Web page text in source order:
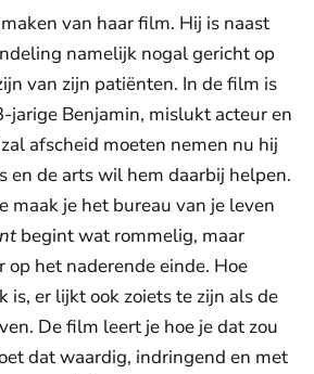
van haar film. Hij is naast
namelijk nogal gericht op
van zijn patiënten. In de film is
jarige Benjamin, mislukt acteur en
afscheid moeten nemen nu hij
en de arts wil hem daarbij helpen.
maak je het bureau van je leven
begint wat rommelig, maar
op het naderende einde. Hoe
is, er lijkt ook zoiets te zijn als de
De film leert je hoe je dat zou
dat waardig, indringend en met